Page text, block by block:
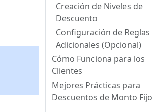
Creación de Niveles de
Descuento
Configuración de Reglas
Adicionales (Opcional)
Cómo Funciona para los
Clientes
Mejores Prácticas para
Descuentos de Monto Fijo